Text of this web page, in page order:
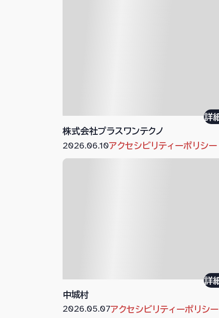
株式会社プラスワンテクノ
詳
2026.06.10アクセシビリティーポリシー
中城村
詳
2026.05.07アクセシビリティーポリシー